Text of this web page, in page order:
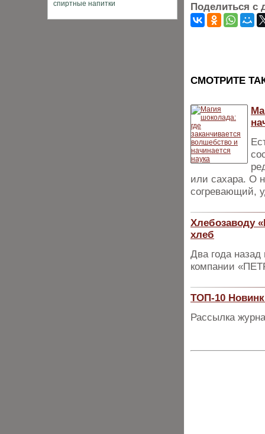
Поделиться с
CМОТРИТЕ
или сахара. О
согревающий,
Хлебозаводу
хлеб
Два года назад
компании
ТОП-10
Рассылка